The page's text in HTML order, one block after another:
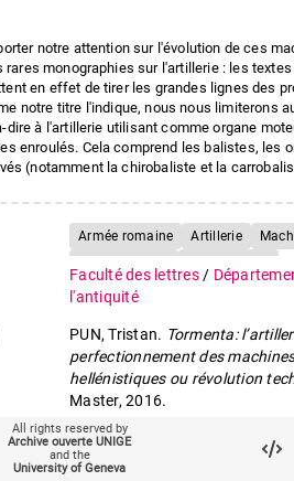
notre attention sur l'évolution de ces
rares monographies sur l'artillerie : les
en effet de tirer les grandes lignes des
notre titre l'indique, nous nous limiterons
à l'artillerie utilisant comme organe
enroulés. Cela comprend les balistes, les
(notamment la chirobaliste et la
Armée romaine Artillerie
Faculté des lettres /
l'antiquité
PUN, Tristan. Tormenta:
perfectionnement des
hellénistiques ou révolution
Master, 2016.
mailContact an UNIGE author
All rights reserved by
Archive ouverte UNIGE
and the
University of Geneva